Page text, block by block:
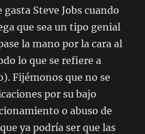
gasta Steve Jobs cuando
que sea un tipo genial
la mano por la cara al
lo que se refiere a
Fijémonos que no se
por su bajo
o abuso de
ya podría ser que las